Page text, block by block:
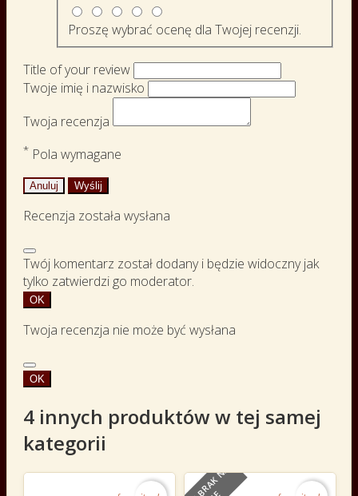
Proszę wybrać ocenę dla Twojej recenzji.
Title of your review
Twoje imię i nazwisko
Twoja recenzja
* Pola wymagane
Anuluj Wyślij
Recenzja została wysłana
Twój komentarz został dodany i będzie widoczny jak
tylko zatwierdzi go moderator.
OK
Twoja recenzja nie może być wysłana
OK
4 innych produktów w tej samej
kategorii